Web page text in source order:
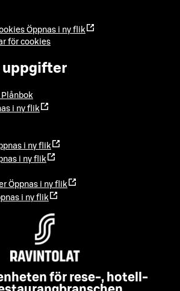
Öppnas i ny flik
för cookies
uppgifter
Plånbok
i ny flik
i ny flik
i ny flik
Öppnas i ny flik
i ny flik
för rese-, hotell-